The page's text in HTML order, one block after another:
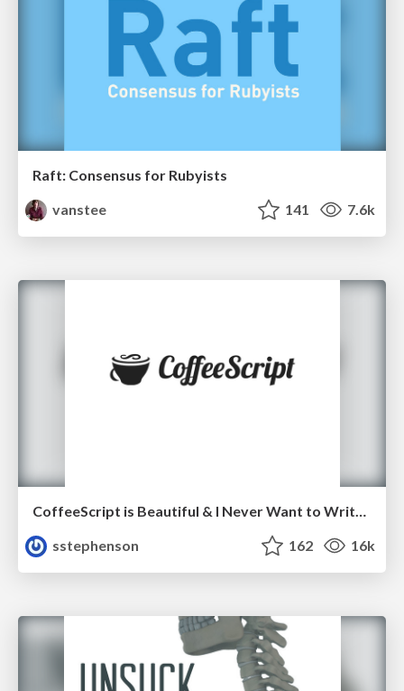
Raft: Consensus for Rubyists
vanstee
141 7.6k
CoffeeScript is Beautiful & I Never Want to Write Plain JavaScript Again
sstephenson
162 16k